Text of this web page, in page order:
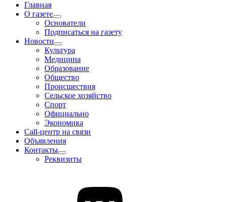
Главная
О газете
Основатели
Подписаться на газету
Новости
Культура
Медицина
Образование
Общество
Происшествия
Сельское хозяйство
Спорт
Официально
Экономика
Call-центр на связи
Объявления
Контакты
Реквизиты